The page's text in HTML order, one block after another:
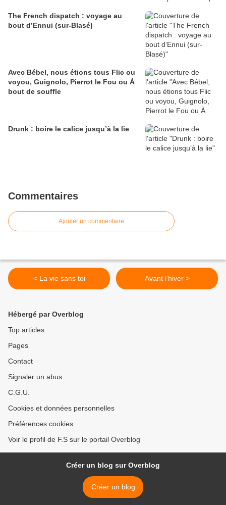
The French dispatch : voyage au
bout d’Ennui (sur-Blasé)
Avec Bébel, nous étions tous Flic ou
voyou, Guignolo, Pierrot le Fou ou À
bout de souffle
Drunk : boire le calice jusqu’à la lie
Commentaires
Ajouter un commentaire
< La vie sans toi Avant l’hiver >
Hébergé par Overblog
Top articles
Pages
Contact
Signaler un abus
C.G.U.
Cookies et données personnelles
Préférences cookies
Voir le profil de F.S sur le portail Overblog
Créer un blog sur Overblog
Créer un blog